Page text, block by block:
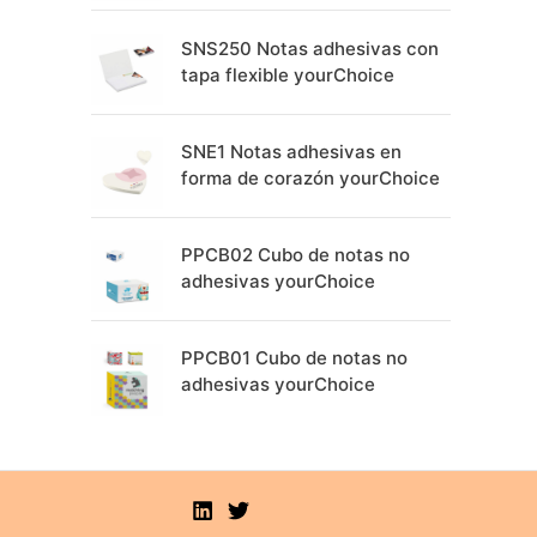
SNS250 Notas adhesivas con
tapa flexible yourChoice
SNE1 Notas adhesivas en
forma de corazón yourChoice
PPCB02 Cubo de notas no
adhesivas yourChoice
PPCB01 Cubo de notas no
adhesivas yourChoice